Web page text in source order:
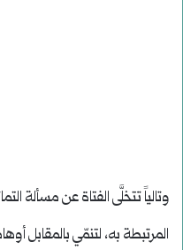
وتالياً تتخلَّى الفتاة عن مسألة
المرتبطة به، لتنمّي بالمقابل